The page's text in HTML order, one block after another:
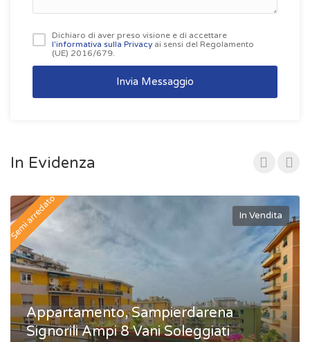
Dichiaro di aver preso visione e di accettare
l'informativa sulla Privacy ai sensi del Regolamento
(UE) 2016/679.
Invia Messaggio
In Evidenza
In Vendita
Appartamento, Sampierdarena
Signorili Ampi 8 Vani Soleggiati
Semi arredato